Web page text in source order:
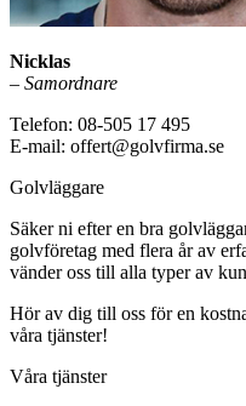
Nicklas
– Samordnare
Telefon: 08-505 17 495
E-mail: offert@golvfirma.se
Golvläggare
Säker ni efter en bra
golvföretag med flera år av
vänder oss till alla typer av
Hör av dig till oss för en
våra tjänster!
Våra tjänster